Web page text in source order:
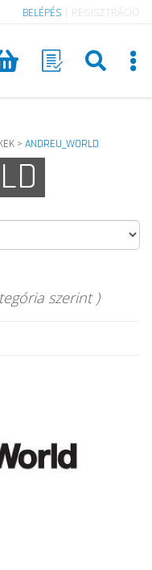
BELÉPÉS REGISZTRÁCIÓ
> ANDREU_WORLD
szerint )